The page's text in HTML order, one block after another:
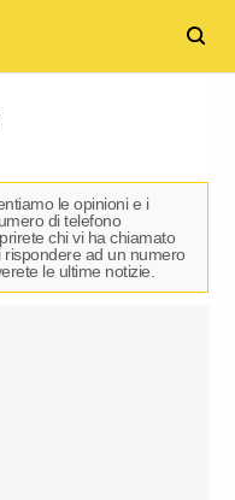
le opinioni e i
di telefono
chi vi ha chiamato
ad un numero
le ultime notizie.